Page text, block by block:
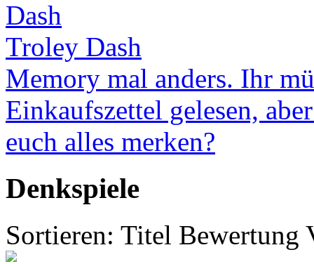
Troley Dash
Memory mal anders. Ihr
Einkaufszettel gelesen,
euch alles merken?
Denkspiele
Sortieren: Titel Bewertung